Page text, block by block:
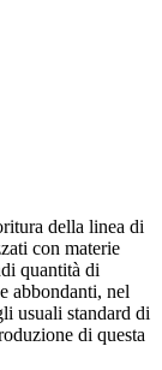
della linea di
con materie
quantità di
abbondanti, nel
usuali standard di
di questa